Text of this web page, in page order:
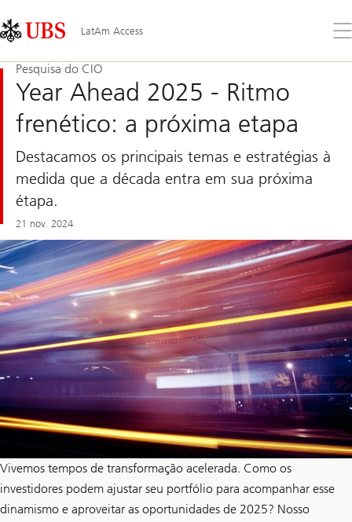
Links
Area
LatAm Access
o
Pesquisa do CIO
Year Ahead 2025 - Ritmo
frenético: a próxima etapa
Destacamos os principais temas e estratégias à
medida que a década entra em sua próxima
étapa.
21 nov. 2024
Vivemos tempos de transformação acelerada. Como os
investidores podem ajustar seu portfólio para acompanhar esse
dinamismo e aproveitar as oportunidades de 2025? Nosso